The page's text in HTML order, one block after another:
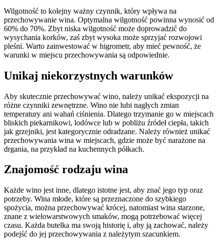
Wilgotność to kolejny ważny czynnik, który wpływa na
przechowywanie wina. Optymalna wilgotność powinna wynosić od
60% do 70%. Zbyt niska wilgotność może doprowadzić do
wysychania korków, zaś zbyt wysoka może sprzyjać rozwojowi
pleśni. Warto zainwestować w higrometr, aby mieć pewność, że
warunki w miejscu przechowywania są odpowiednie.
Unikaj niekorzystnych warunków
Aby skutecznie przechowywać wino, należy unikać ekspozycji na
różne czynniki zewnętrzne. Wino nie lubi nagłych zmian
temperatury ani wahań ciśnienia. Dlatego trzymanie go w miejscach
bliskich piekarnikowi, lodówce lub w pobliżu źródeł ciepła, takich
jak grzejniki, jest kategorycznie odradzane. Należy również unikać
przechowywania wina w miejscach, gdzie może być narażone na
drgania, na przykład na kuchennych półkach.
Znajomość rodzaju wina
Każde wino jest inne, dlatego istotne jest, aby znać jego typ oraz
potrzeby. Wina młode, które są przeznaczone do szybkiego
spożycia, można przechowywać krócej, natomiast wina starzone,
znane z wielowarstwowych smaków, mogą potrzebować więcej
czasu. Każda butelka ma swoją historię i, aby ją zachować, należy
podejść do jej przechowywania z należytym szacunkiem.